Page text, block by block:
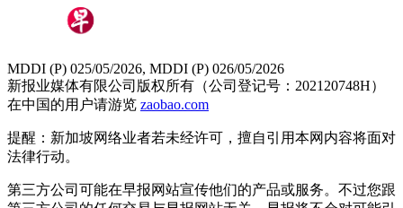
MDDI (P) 025/05/2026, MDDI (P) 026/05/2026
新报业媒体有限公司版权所有（公司登记号：202120748H）
在中国的用户请游览 zaobao.com
提醒：新加坡网络业者若未经许可，擅自引用本网内容将面对
法律行动。
第三方公司可能在早报网站宣传他们的产品或服务。不过您跟